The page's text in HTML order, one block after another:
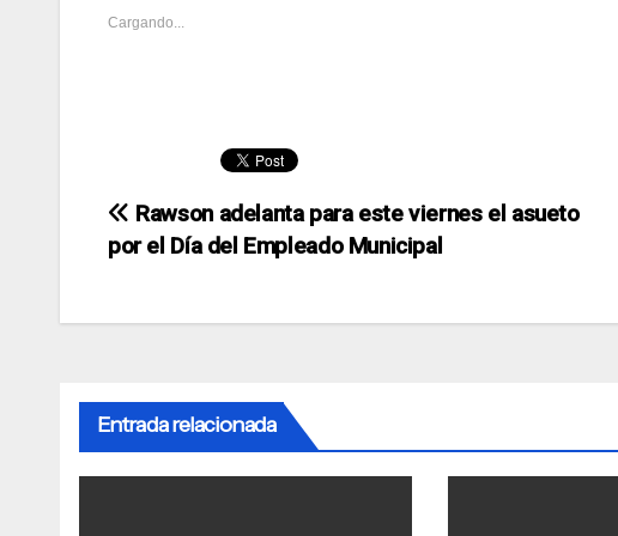
Cargando...
Navegación
de
entradas
Rawson adelanta para este viernes el asueto
por el Día del Empleado Municipal
Entrada relacionada